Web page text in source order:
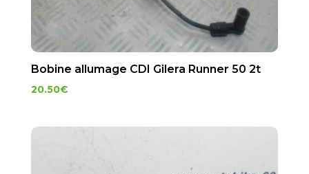
Bobine allumage CDI Gilera Runner 50 2t
20.50€